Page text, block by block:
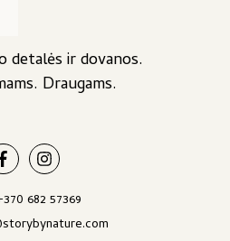
product
page
detalės ir dovanos.
Draugams.
682 57369